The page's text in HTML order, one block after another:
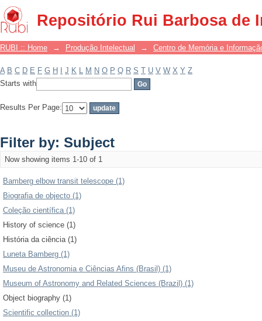
Repositório Rui Barbosa de
Filter by: Subject
RUBI :: Home → Produção Intelectual → Centro de Memória e
A B C D E F G H J K L M N O P Q R S T U V W X Y Z
Starts with
Results Per Page:
Filter by: Subject
Now showing items 1-10 of 1
Bamberg elbow transit telescope (1)
Biografia de objecto (1)
Coleção científica (1)
History of science (1)
História da ciência (1)
Luneta Bamberg (1)
Museu de Astronomia e Ciências Afins (Brasil) (1)
Museum of Astronomy and Related Sciences (Brazil) (1)
Object biography (1)
Scientific collection (1)